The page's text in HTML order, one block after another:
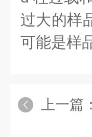
过大的样
可能是样
上一篇：